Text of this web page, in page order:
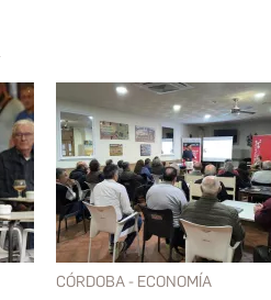
CÓRDOBA - ECONOMÍA